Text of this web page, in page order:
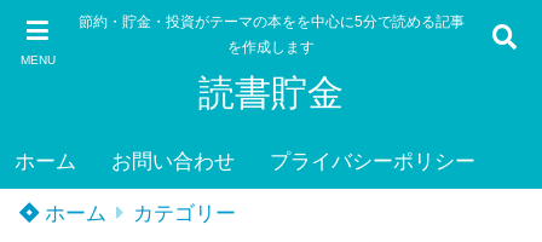
MENU
節約・貯金・投資がテーマの本をを中心に5分で読める記事
を作成します
読書貯金
ホーム お問い合わせ プライバシーポリシー
ホーム カテゴリー